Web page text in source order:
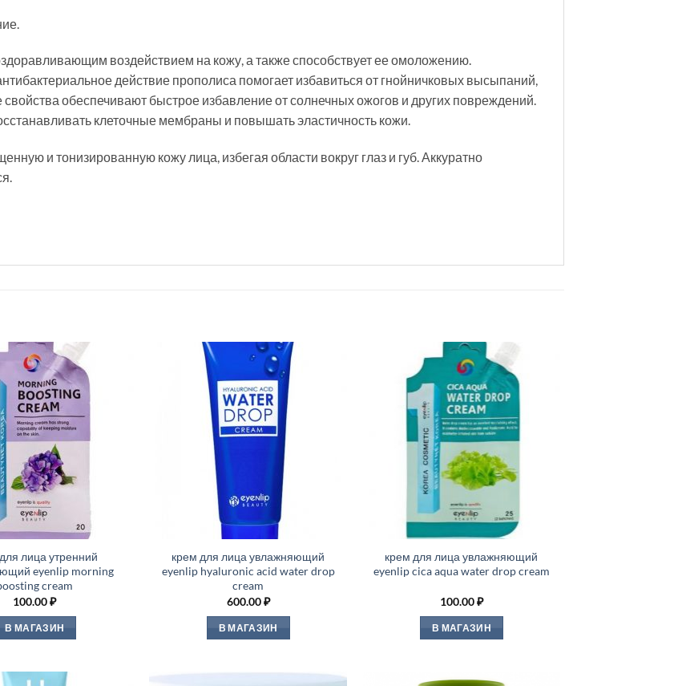
воздействием на кожу, а также способствует ее омоложению.
действие прополиса помогает избавиться от гнойничковых высыпаний,
обеспечивают быстрое избавление от солнечных ожогов и других повреждений.
клеточные мембраны и повышать эластичность кожи.
и тонизированную кожу лица, избегая области вокруг глаз и губ. Аккуратно
лица утренний
eyenlip morning
cream
100.00₽
В МАГАЗИН
крем для лица увлажняющий
eyenlip hyaluronic acid water drop
cream
600.00₽
В МАГАЗИН
крем для лица увлажняющий
eyenlip cica aqua water drop cream
100.00₽
В МАГАЗИН